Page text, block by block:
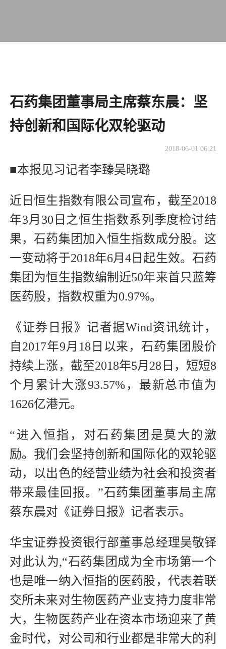
石药集团董事局主席蔡东晨：坚
持创新和国际化双轮驱动
2018-06-01 06:21
■本报见习记者李臻吴晓璐
近日恒生指数有限公司宣布，截至2018
年3月30日之恒生指数系列季度检讨结
果，石药集团加入恒生指数成分股。这
一变动将于2018年6月4日起生效。石药
集团为恒生指数编制近50年来首只蓝筹
医药股，指数权重为0.97%。
《证券日报》记者据Wind资讯统计，
自2017年9月18日以来，石药集团股价
持续上涨，截至2018年5月28日，短短8
个月累计大涨93.57%，最新总市值为
1626亿港元。
“进入恒指，对石药集团是莫大的激
励。我们会坚持创新和国际化的双轮驱
动，以出色的经营业绩为社会和投资者
带来最佳回报。”石药集团董事局主席
蔡东晨对《证券日报》记者表示。
华宝证券投资银行部董事总经理吴敬铎
对此认为,“石药集团成为全市场第一个
也是唯一纳入恒指的医药股，代表着联
交所未来对生物医药产业支持力度非常
大，生物医药产业在资本市场迎来了黄
金时代，对公司和行业都是非常大的利